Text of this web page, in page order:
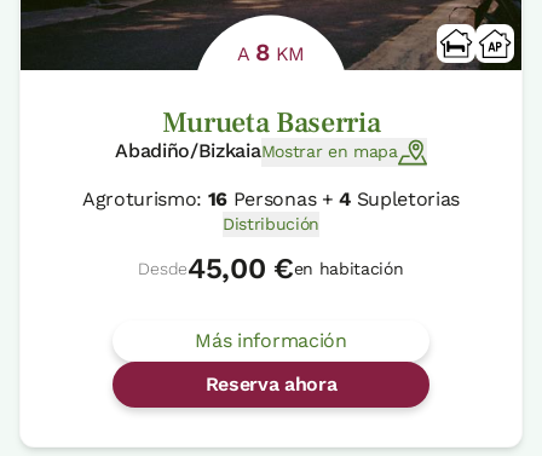
A 8 KM
Murueta Baserria
Abadiño/BizkaiaMostrar en mapa
Agroturismo: 16 Personas +4Supletorias
Distribución
Desde45,00 €en habitación
Más información
Reserva ahora